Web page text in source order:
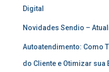
Digital
Novidades Sendio –
Autoatendimento: Como
do Cliente e Otimizar sua